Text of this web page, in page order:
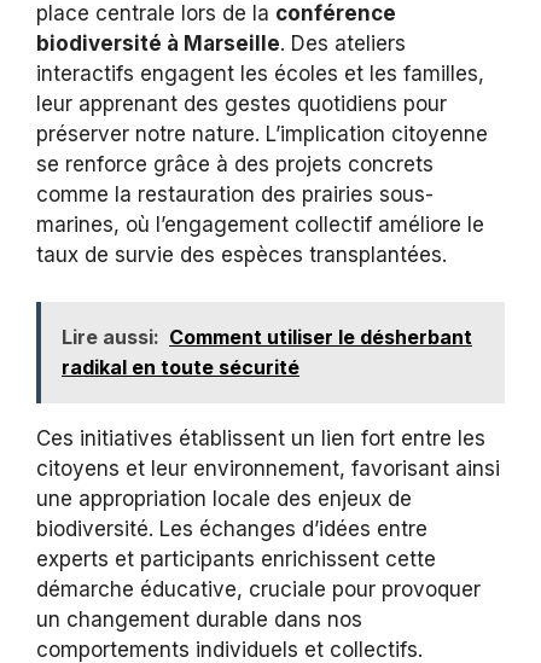
place centrale lors de la conférence
biodiversité à Marseille. Des ateliers
interactifs engagent les écoles et les familles,
leur apprenant des gestes quotidiens pour
préserver notre nature. L’implication citoyenne
se renforce grâce à des projets concrets
comme la restauration des prairies sous-
marines, où l’engagement collectif améliore le
taux de survie des espèces transplantées.
Lire aussi: Comment utiliser le désherbant
radikal en toute sécurité
Ces initiatives établissent un lien fort entre les
citoyens et leur environnement, favorisant ainsi
une appropriation locale des enjeux de
biodiversité. Les échanges d’idées entre
experts et participants enrichissent cette
démarche éducative, cruciale pour provoquer
un changement durable dans nos
comportements individuels et collectifs.